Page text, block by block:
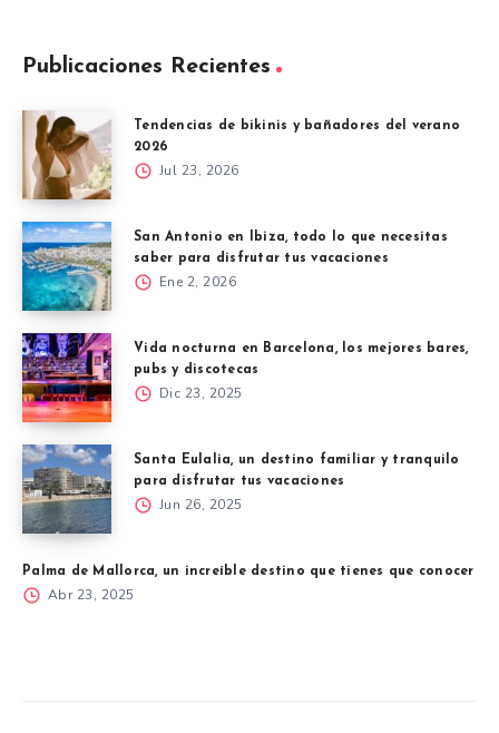
Publicaciones Recientes
Tendencias de bikinis y bañadores del verano
2026
Jul 23, 2026
San Antonio en Ibiza, todo lo que necesitas
saber para disfrutar tus vacaciones
Ene 2, 2026
Vida nocturna en Barcelona, los mejores bares,
pubs y discotecas
Dic 23, 2025
Santa Eulalia, un destino familiar y tranquilo
para disfrutar tus vacaciones
Jun 26, 2025
Palma de Mallorca, un increíble destino que tienes que conocer
Abr 23, 2025